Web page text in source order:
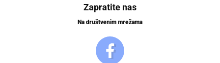
Zapratite nas
Na društvenim mrežama